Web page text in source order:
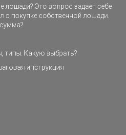
лошади? Это вопрос задает себе
о покупке собственной лошади.
типы. Какую выбрать?
инструкция